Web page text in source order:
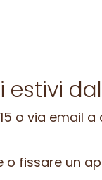
estivi
o via email
fissare un